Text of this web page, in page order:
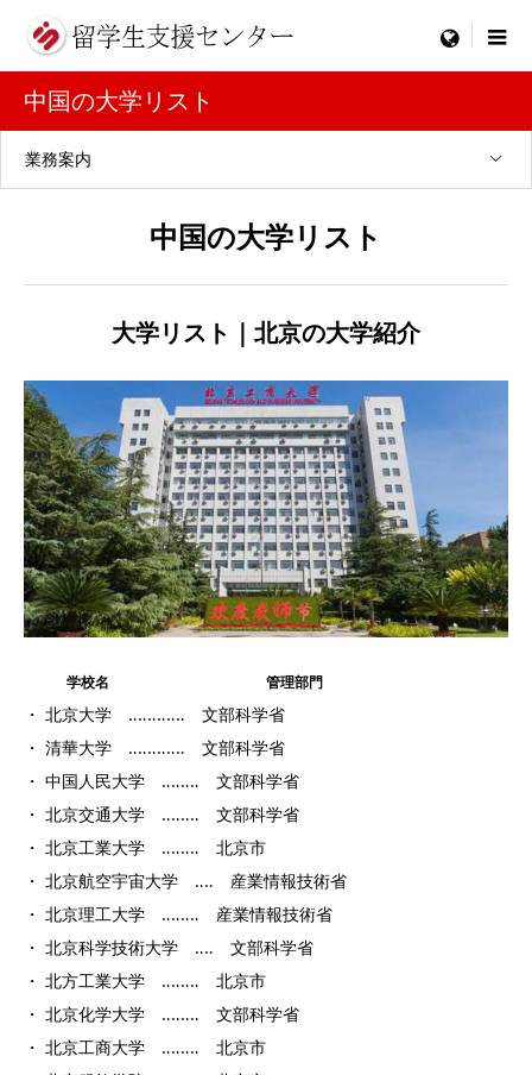
menu
中国の大学リスト
業務案内
中国の大学リスト
大学リスト｜北京の大学紹介
学校名 管理部門
・ 北京大学 ‥‥‥‥‥‥ 文部科学省
・ 清華大学 ‥‥‥‥‥‥ 文部科学省
・ 中国人民大学 ‥‥‥‥ 文部科学省
・ 北京交通大学 ‥‥‥‥ 文部科学省
・ 北京工業大学 ‥‥‥‥ 北京市
・ 北京航空宇宙大学 ‥‥ 産業情報技術省
・ 北京理工大学 ‥‥‥‥ 産業情報技術省
・ 北京科学技術大学 ‥‥ 文部科学省
・ 北方工業大学 ‥‥‥‥ 北京市
・ 北京化学大学 ‥‥‥‥ 文部科学省
・ 北京工商大学 ‥‥‥‥ 北京市